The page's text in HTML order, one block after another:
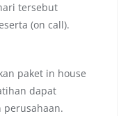
tersebut
(on call).
paket in house
dapat
perusahaan.